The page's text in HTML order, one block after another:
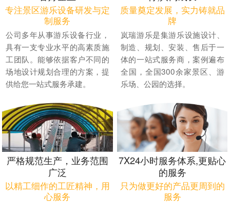
专注景区游乐设备研发与定
制服务
公司多年从事游乐设备行业，
具有一支专业水平的高素质施
工团队。能够依据客户不同的
场地设计规划合理的方案，提
供给您一站式服务承建。
质量奠定发展，实力铸就品
牌
岚瑞游乐是集游乐设施设计、
制造、规划、安装、售后于一
体的一站式服务商，案例遍布
全国，全国300余家景区、游
乐场、公园的选择。
严格规范生产，业务范围
广泛
以精工细作的工匠精神，用
心服务
7X24小时服务体系,更贴心
的服务
只为做更好的产品更周到的
服务